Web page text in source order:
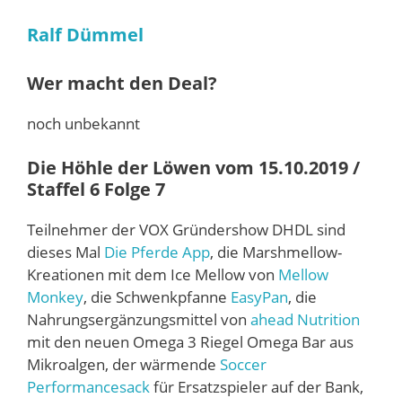
Ralf Dümmel
Wer macht den Deal?
noch unbekannt
Die Höhle der Löwen vom 15.10.2019 /
Staffel 6 Folge 7
Teilnehmer der VOX Gründershow DHDL sind
dieses Mal Die Pferde App, die Marshmellow-
Kreationen mit dem Ice Mellow von Mellow
Monkey, die Schwenkpfanne EasyPan, die
Nahrungsergänzungsmittel von ahead Nutrition
mit den neuen Omega 3 Riegel Omega Bar aus
Mikroalgen, der wärmende Soccer
Performancesackfür Ersatzspieler auf der Bank,